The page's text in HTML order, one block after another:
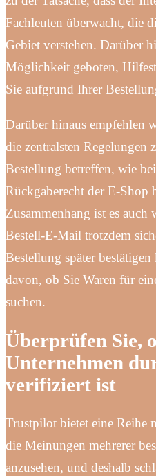
Fachleuten überwacht, die
Gebiet verstehen. Darüber
Möglichkeit geboten,
Sie aufgrund Ihrer
Darüber hinaus empfehlen
die zentralsten Regelungen
Bestellung betreffen, wie
Rückgaberecht der E-Shop
Zusammenhang ist es auch
Bestell-E-Mail trotzdem
Bestellung später
davon, ob Sie Waren für
suchen.
Überprüfen Sie,
Unternehmen
verifiziert ist
Trustpilot bietet eine Reihe
die Meinungen mehrerer
anzusehen, und deshalb